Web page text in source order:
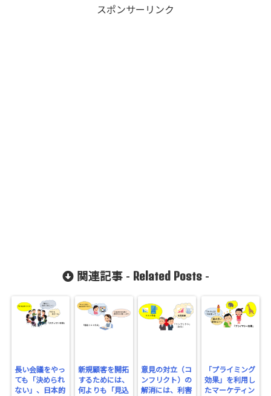
スポンサーリンク
関連記事 - Related Posts-
長い会議をやっ
ても「決められ
ない」、日本的
新規顧客を開拓
するためには、
何よりも「見込
意見の対立（コ
ンフリクト）の
解消には、利害
「プライミング
効果」を利用し
たマーケティン